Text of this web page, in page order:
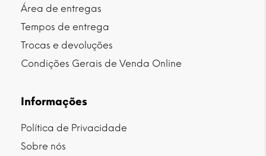
Área de entregas
Tempos de entrega
Trocas e devoluções
Condições Gerais de Venda Online
Informações
Política de Privacidade
Sobre nós